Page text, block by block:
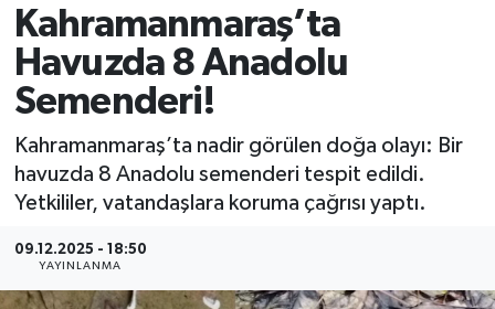
Kahramanmaraş’ta
Havuzda 8 Anadolu
Semenderi!
Kahramanmaraş’ta nadir görülen doğa olayı: Bir
havuzda 8 Anadolu semenderi tespit edildi.
Yetkililer, vatandaşlara koruma çağrısı yaptı.
09.12.2025 - 18:50
YAYINLANMA
EKONOMİ
SPOR
YAŞAM
TEKNOLOJİ
SAĞLIK
Kahramanmaraş Namaz Vakitleri
Trafik Durumu
Süper Lig Puan Durumu ve Fikstür
Tüm Manşetler
Son Dakika Haberleri